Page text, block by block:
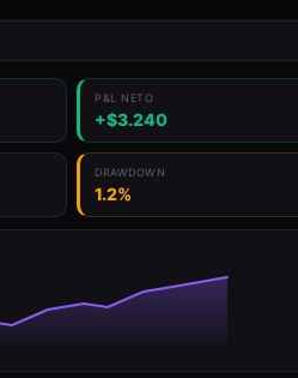
P&L NETO
+$3.240
DRAWDOWN
1.2%